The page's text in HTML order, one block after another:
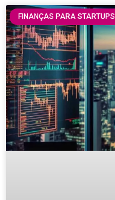
FINANÇAS PARA STARTUPS